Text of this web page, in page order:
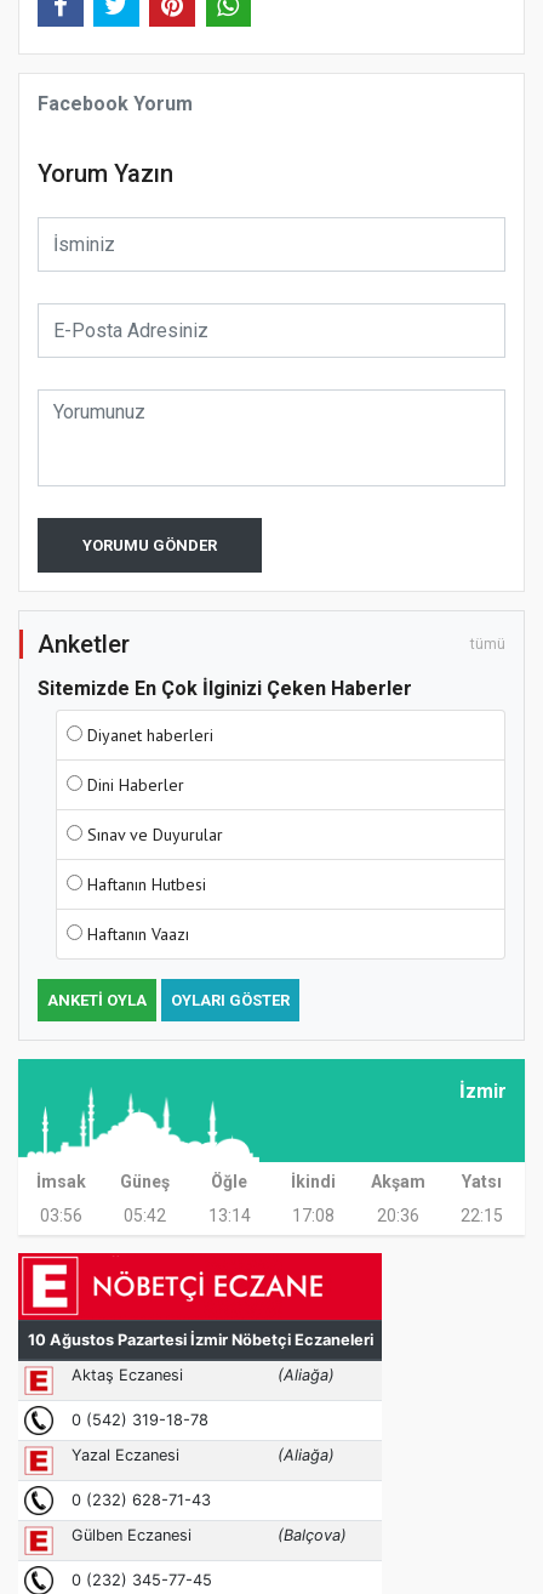
Facebook Yorum
Yorum Yazın
YORUMU GÖNDER
Anketler tümü
Sitemizde En Çok İlginizi Çeken Haberler
Diyanet haberleri
Dini Haberler
Sınav ve Duyurular
Haftanın Hutbesi
Haftanın Vaazı
ANKETI OYLA OYLARI GÖSTER
İzmir
İmsak Güneş Öğle İkindi Akşam
Yatsı
03:56
05:42 13:14 17:08 20:36 22:15